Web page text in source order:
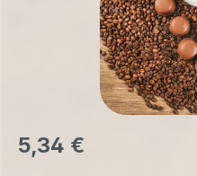
5,34 €